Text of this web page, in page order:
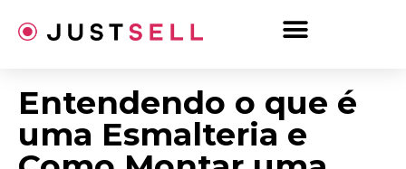
para
Entendendo o que é
uma Esmalteria e